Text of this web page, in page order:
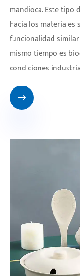
mandioca. Este tipo
hacia los materiales
funcionalidad
mismo tiempo es
condiciones
